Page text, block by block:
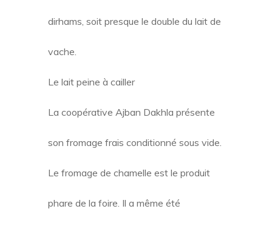
dirhams, soit presque le double du lait de
vache.
Le lait peine à cailler
La coopérative Ajban Dakhla présente
son fromage frais conditionné sous vide.
Le fromage de chamelle est le produit
phare de la foire. Il a même été